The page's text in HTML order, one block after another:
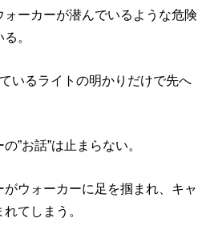
ーカーが潜んでいるような危険
。
いるライトの明かりだけで先へ
”お話”は止まらない。
ウォーカーに足を掴まれ、キャ
てしまう。